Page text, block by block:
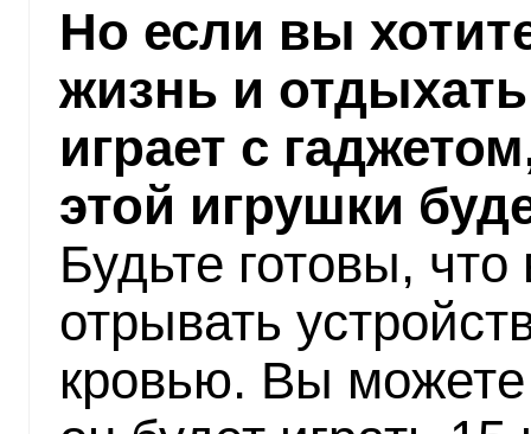
Но если вы
жизнь и
играет с
этой игрушки
Будьте готовы,
отрывать
кровью. Вы можете